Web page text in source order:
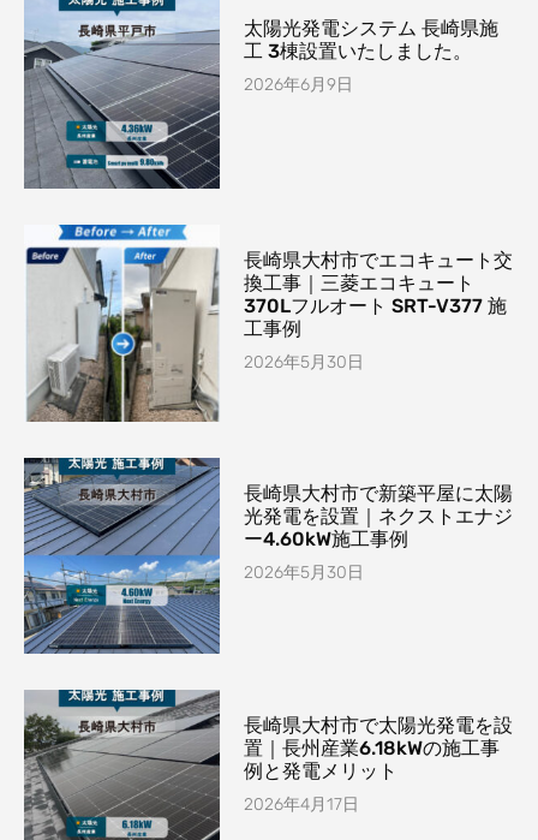
太陽光発電システム 長崎県施
工 3棟設置いたしました。
2026年6月9日
長崎県大村市でエコキュート交
換工事｜三菱エコキュート
370Lフルオート SRT-V377 施
工事例
2026年5月30日
長崎県大村市で新築平屋に太陽
光発電を設置｜ネクストエナジ
ー4.60kW施工事例
2026年5月30日
長崎県大村市で太陽光発電を設
置｜長州産業6.18kWの施工事
例と発電メリット
2026年4月17日